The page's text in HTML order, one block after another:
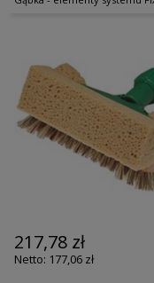
217,78 zł
177,06 zł